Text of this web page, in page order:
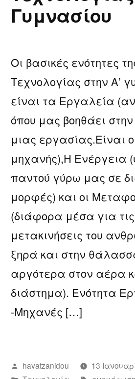
Γυμνασίου
Οι βασικές ενότητες
Τεχνολογίας στην Α’
είναι τα Εργαλεία
όπου μας βοηθάει
μιας εργασίας.Είναι
μηχανής),Η Ενέργεια
παντού γύρω μας σε
μορφές) και οι
(διάφορα μέσα για τις
μετακινήσεις του
ξηρά και στην
αργότερα στον αέρα
διάστημα). Ενότητα
-Μηχανές […]
Συντάχθηκε
havatzanidou
13